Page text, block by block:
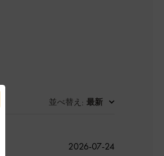
並べ替え : 最新
公
2026-07-24